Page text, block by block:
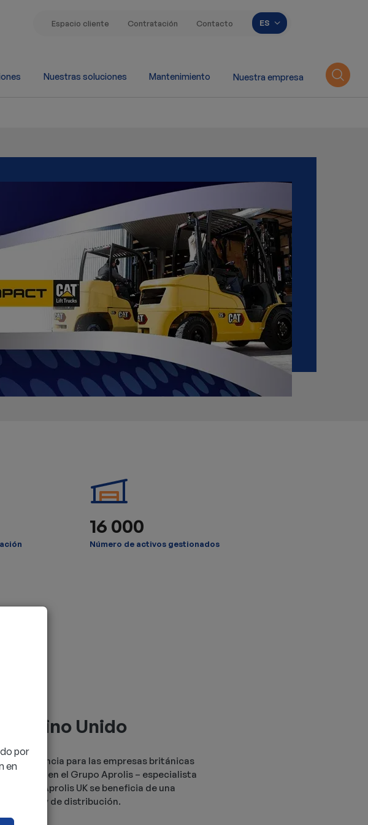
Espacio cliente Contratación Contacto ES Lista adicional de
Nuestras soluciones Mantenimiento Nuestra empresa
16 000
Número de activos gestionados
Reino Unido
referencia para las empresas británicas
en el Grupo Aprolis – especialista
– Aprolis UK se beneficia de una
logístico y de distribución.
por
en